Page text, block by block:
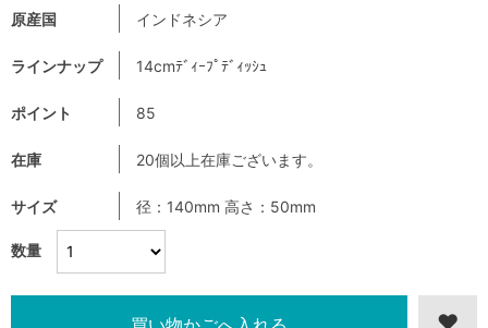
数量
原産国 インドネシア
ラインナップ 14cmﾃﾞｨｰﾌﾟﾃﾞｨｯｼｭ
ポイント 85
在庫 20個以上在庫ございます。
サイズ 径：140mm 高さ：50mm